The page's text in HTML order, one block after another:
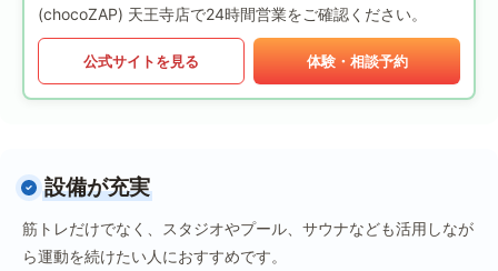
(chocoZAP) 天王寺店で24時間営業をご確認ください。
公式サイトを見る 体験・相談予約
設備が充実
筋トレだけでなく、スタジオやプール、サウナなども活用しなが
ら運動を続けたい人におすすめです。